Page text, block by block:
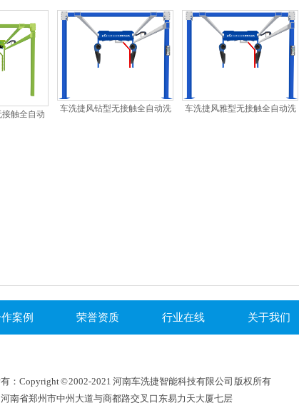
触全自动
车洗捷风钻型无接触全自动洗
车洗捷风雅型无接触全自动洗
案例 荣誉资质 行业在线 关于我们
：Copyright © 2002-2021 河南车洗捷智能科技有限公司 版权所有
南省郑州市中州大道与商都路交叉口东易力天大厦七层